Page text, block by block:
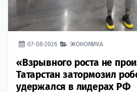
07-08-2026 ЭКОНОМИКА
«Взрывного роста не
Татарстан затормозил
удержался в лидерах РФ